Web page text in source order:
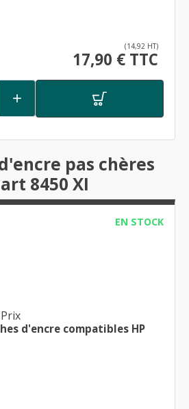
(14,92 HT)
17,90 € TTC

pas chères
8450 XI
EN STOCK
d'encre compatibles HP